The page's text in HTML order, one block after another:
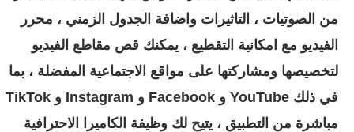
من الصوتيات ، التاثيرات واضافة الجدول الزمني ، محرر
الفيديو مع امكانية التقطيع ، يمكنك قص مقاطع الفيديو
لتخصيصها ومشاركتها على مواقع الاجتماعية المفضلة ، بما
في ذلك YouTube و Facebook و Instagram و TikTok
مباشرة من التطبيق ، يتيح لك وظيفة الكاميرا الاحترافية